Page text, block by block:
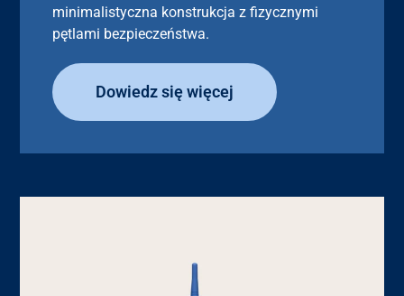
minimalistyczna konstrukcja z fizycznymi
pętlami bezpieczeństwa.
Dowiedz się więcej